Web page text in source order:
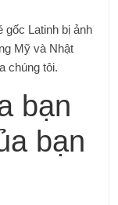
gốc Latinh bị ảnh
Mỹ và Nhật
chúng tôi.
bạn
bạn